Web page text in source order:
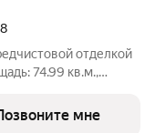
отделкой
74.99 кв.м.,
кухней-гостиной и
мне